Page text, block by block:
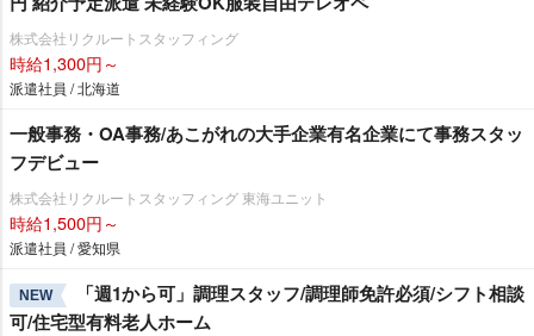
株式会社リクルートスタッフィング
時給1,300円～
派遣社員 / 北海道
一般事務・OA事務/あこがれの大手企業有名企業にて事務スタッ
フデビュー
株式会社リクルートスタッフィング 東海ユニット
時給1,500円～
派遣社員 / 愛知県
NEW
「週1から可」調理スタッフ/調理師免許必須/シフト相談
可/住宅型有料老人ホーム